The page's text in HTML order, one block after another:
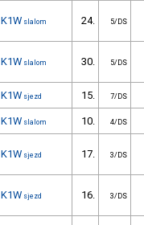
K1W slalom 24. 5/DS
K1W slalom 30. 5/DS
K1W sjezd 15. 7/DS
K1W slalom 10. 4/DS
K1W sjezd 17. 3/DS
K1W sjezd 16. 3/DS